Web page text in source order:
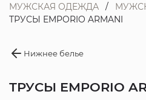
МУЖСКАЯ ОДЕЖДА
ТРУСЫ EMPORIO ARMANI
Нижнее белье
ТРУСЫ EMPORIO